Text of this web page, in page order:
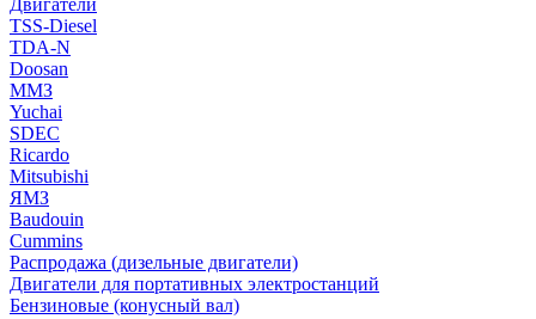
Двигатели
TSS-Diesel
TDA-N
Doosan
ММЗ
Yuchai
SDEC
Ricardo
Mitsubishi
ЯМЗ
Baudouin
Cummins
Распродажа (дизельные двигатели)
Двигатели для портативных электростанций
Бензиновые (конусный вал)